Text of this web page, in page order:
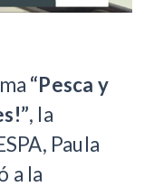
“Pesca y
, la
Paula
a la